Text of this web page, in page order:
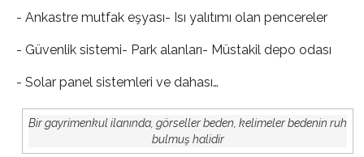
- Ankastre mutfak eşyası- Isı yalıtımı olan pencereler
- Güvenlik sistemi- Park alanları- Müstakil depo odası
- Solar panel sistemleri ve dahası…
Bir gayrimenkul ilanında, görseller beden, kelimeler bedenin ruh
bulmuş halidir